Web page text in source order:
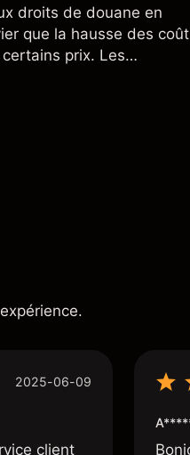
droits de douane en
que la hausse des
prix. Les
futurs.
2025-06-09
client